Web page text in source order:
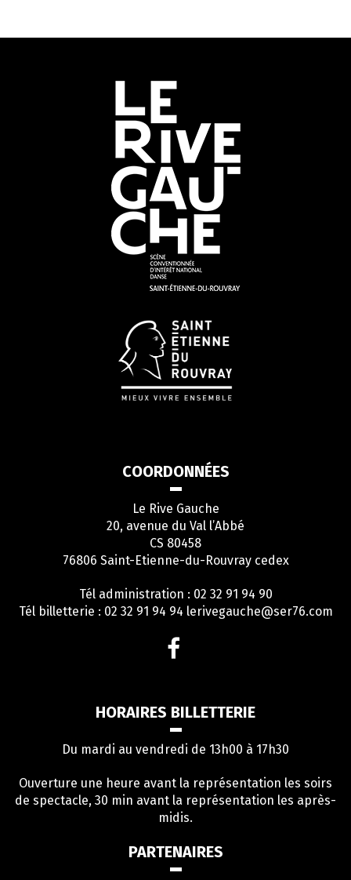
COORDONNÉES
Le Rive Gauche
20, avenue du Val l’Abbé
CS 80458
76806 Saint-Etienne-du-Rouvray cedex
Tél administration : 02 32 91 94 90
Tél billetterie : 02 32 91 94 94 lerivegauche@ser76.com
Facebook
HORAIRES BILLETTERIE
Du mardi au vendredi de 13h00 à 17h30
Ouverture une heure avant la représentation les soirs
de spectacle, 30 min avant la représentation les après-
midis.
PARTENAIRES